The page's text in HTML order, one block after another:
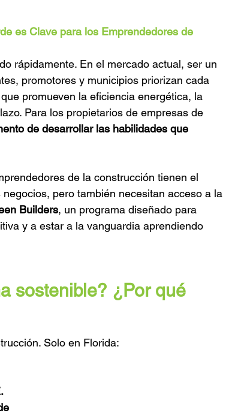
es Clave para los Emprendedores de
rápidamente. En el mercado actual, ser un
promotores y municipios priorizan cada
que promueven la eficiencia energética, la
Para los propietarios de empresas de
de desarrollar las habilidades que
de la construcción tienen el
pero también necesitan acceso a la
Builders, un programa diseñado para
y a estar a la vanguardia aprendiendo
sostenible? ¿Por qué
Solo en Florida: